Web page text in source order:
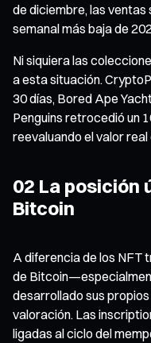
de diciembre, las ventas
semanal más baja de
Ni siquiera las
a esta situación.
30 días, Bored Ape
Penguins retrocedió un
reevaluando el valor
02 La posición
Bitcoin
A diferencia de los NFT
de
desarrollado sus
valoración. Las
ligadas al ciclo del